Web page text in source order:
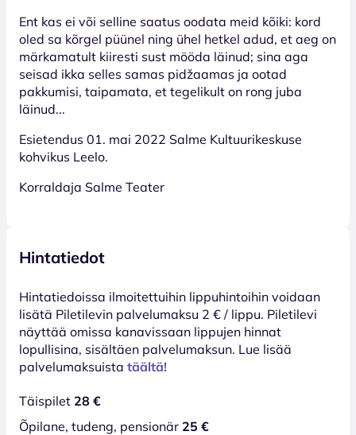
Ent kas ei või selline saatus oodata meid kõiki: kord
oled sa kõrgel püünel ning ühel hetkel adud, et aeg on
märkamatult kiiresti sust mööda läinud; sina aga
seisad ikka selles samas pidžaamas ja ootad
pakkumisi, taipamata, et tegelikult on rong juba
läinud...
Esietendus 01. mai 2022 Salme Kultuurikeskuse
kohvikus Leelo.
Korraldaja Salme Teater
Hintatiedot
Hinta­tiedoissa ilmoitettuihin lippuhintoihin voidaan
lisätä Piletilevin palvelumaksu 2 € / lippu. Piletilevi
näyttää omissa kanavissaan lippujen hinnat
lopullisina, sisältäen palvelumaksun. Lue lisää
palvelumaksuista täältä!
Täispilet 28 €
Õpilane, tudeng, pensionär 25 €